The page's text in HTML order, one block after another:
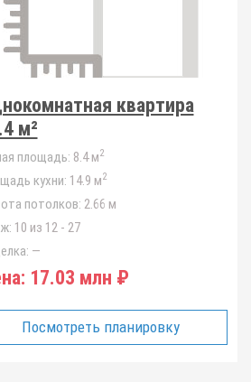
квартира
м²
площадь: 8.4 м2
кухни: 14.9 м2
потолков: 2.66 м
10 из 12 - 27
—
17.03 млн ₽
Посмотреть планировку